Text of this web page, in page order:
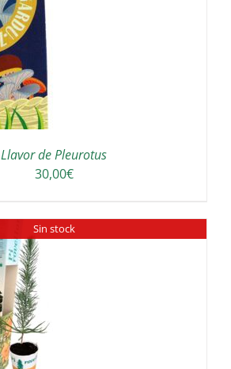
Llavor de Pleurotus
30,00€
Sin stock